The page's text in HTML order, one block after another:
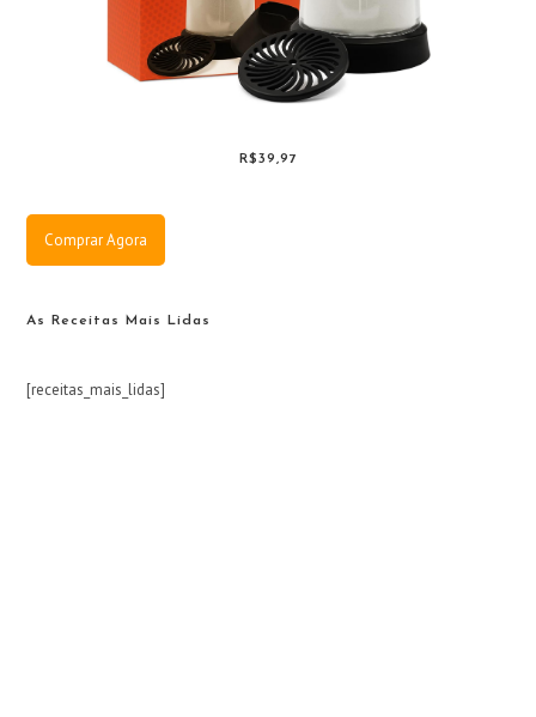
R$39,97
Comprar Agora
As Receitas Mais Lidas
[receitas_mais_lidas]